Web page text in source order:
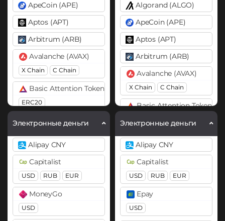
ApeCoin (APE)
Aptos (APT)
Arbitrum (ARB)
Avalanche (AVAX)
X Chain C Chain
Basic Attention Token (BAT)
ERC20
Binance Coin (BNB)
BEP20 BEP2
Bitcoin (BTC)
BTC BEP20
ARB
AVAXC
Bitcoin Cash (BCH)
Bitcoin SV (BSV)
Электронные деньги
Alipay CNY
Capitalist
USD RUB EUR
MoneyGo
USD
Algorand (ALGO)
ApeCoin (APE)
Aptos (APT)
Arbitrum (ARB)
Avalanche (AVAX)
X Chain C Chain
Basic Attention Token
Binance Coin (BNB)
BEP20 BEP2
Bitcoin (BTC)
BTC BEP20
Lightning
OP
ARB
Bitcoin Cash (BCH)
Электронные деньги
Alipay CNY
Capitalist
USD RUB EUR
Epay
USD